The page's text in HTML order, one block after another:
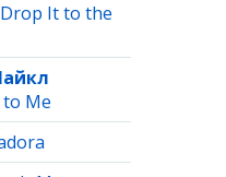
It to the
to Me